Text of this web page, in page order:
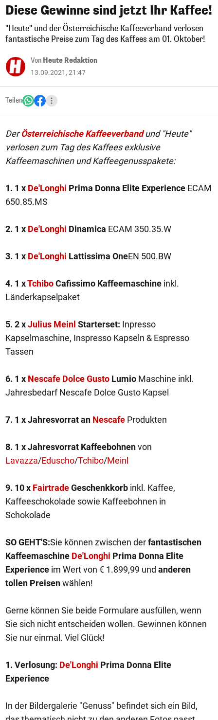
Diese Gewinne sind jetzt Ihr Kaffee!
"Heute" und der Österreichische Kaffeeverband verlosen
fantastische Preise zum Tag des Kaffees am 01. Oktober!
Von Heute Redaktion
13.09.2021, 21:47
Teilen
DerÖsterreichische Kaffeeverbandund "Heute"
verlosen zum Tag des Kaffees exklusive
Kaffeemaschinen und Kaffeegenusspakete:
1. 1 x De'Longhi Prima Donna Elite Experience ECAM
650.85.MS
2. 1 x De'Longhi Dinamica ECAM 350.35.W
3. 1 x De'Longhi Lattissima OneEN 500.BW
4. 1 xTchiboCafissimo Kaffeemaschine inkl.
Länderkapselpaket
5. 2 xJulius Meinl Starterset: Inpresso
Kapselmaschine, Inspresso Kapseln & Espresso
Tassen
6. 1 x Nescafe Dolce Gusto Lumio Maschine inkl.
Jahresbedarf Nescafe Dolce Gusto Kapsel
7. 1 x Jahresvorrat an Nescafe Produkten
8. 1 x Jahresvorrat Kaffeebohnenvon
Lavazza/Eduscho/Tchibo/Meinl
9. 10 x FairtradeGeschenkkorb inkl. Kaffee,
Kaffeeschokolade sowie Kaffeebohnen in
Schokolade
SO GEHT'S:Sie können zwischen derfantastischen
Kaffeemaschine De'Longhi Prima Donna Elite
Experience im Wert von € 1.899,99 und anderen
tollen Preisenwählen!
Gerne können Sie beide Formulare ausfüllen, wenn
Sie sich nicht entscheiden wollen. Gewinnen können
Sie nur einmal. Viel Glück!
1. Verlosung: De'Longhi Prima Donna Elite
Experience
In der Bildergalerie "Genuss" befindet sich ein Bild,